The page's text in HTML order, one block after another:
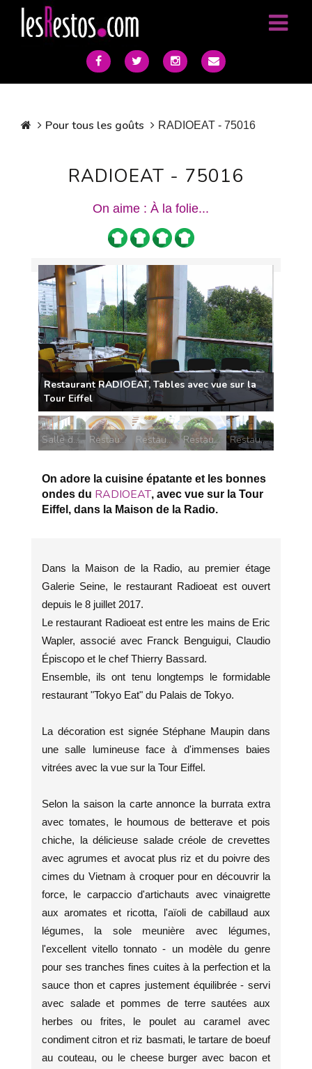
Pour tous les goûts RADIOEAT - 75016
RADIOEAT - 75016
On aime : À la folie...
Restaurant RADIOEAT, Tables avec vue sur la Tour Eiffel
Restaurant RADIOEAT, Salade créole de crevettes
Restaurant RADIOEAT, Vitello tonnato
Restaurant RADIOEAT, Gâteau aux abricots
Salle du restaurant RADIOEAT
On adore la cuisine épatante et les bonnes
ondes du RADIOEAT, avec vue sur la Tour
Eiffel, dans la Maison de la Radio.
Dans la Maison de la Radio, au premier étage
Galerie Seine, le restaurant Radioeat est ouvert
depuis le 8 juillet 2017.
Le restaurant Radioeat est entre les mains de Eric
Wapler, associé avec Franck Benguigui, Claudio
Épiscopo et le chef Thierry Bassard.
Ensemble, ils ont tenu longtemps le formidable
restaurant "Tokyo Eat" du Palais de Tokyo.
La décoration est signée Stéphane Maupin dans
une salle lumineuse face à d'immenses baies
vitrées avec la vue sur la Tour Eiffel.
Selon la saison la carte annonce la burrata extra
avec tomates, le houmous de betterave et pois
chiche, la délicieuse salade créole de crevettes
avec agrumes et avocat plus riz et du poivre des
cimes du Vietnam à croquer pour en découvrir la
force, le carpaccio d'artichauts avec vinaigrette
aux aromates et ricotta, l'aïoli de cabillaud aux
légumes, la sole meunière avec légumes,
l'excellent vitello tonnato - un modèle du genre
pour ses tranches fines cuites à la perfection et la
sauce thon et capres justement équilibrée - servi
avec salade et pommes de terre sautées aux
herbes ou frites, le poulet au caramel avec
condiment citron et riz basmati, le tartare de boeuf
au couteau, ou le cheese burger avec bacon et